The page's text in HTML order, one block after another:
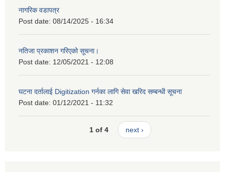
नागरिक वडापत्र
Post date: 08/14/2025 - 16:34
नतिजा प्रकाशन गरिएको सूचना।
Post date: 12/05/2021 - 12:08
घटना दर्तालाई Digitization गर्नका लागि सेवा खरिद सम्बन्धी सूचना
Post date: 01/12/2021 - 11:32
1 of 4 next ›